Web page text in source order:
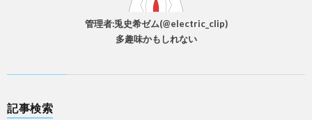
管理者:兎史希ゼム(@electric_clip)
多趣味かもしれない
記事検索